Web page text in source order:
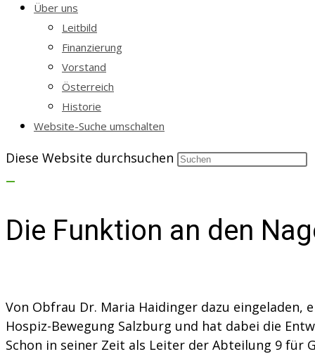
Über uns
Leitbild
Finanzierung
Vorstand
Österreich
Historie
Website-Suche umschalten
Diese Website durchsuchen
Die Funktion an den
Von Obfrau Dr. Maria Haidinger dazu eingeladen,
Hospiz-Bewegung Salzburg und hat dabei die
Schon in seiner Zeit als Leiter der Abteilung 9 für